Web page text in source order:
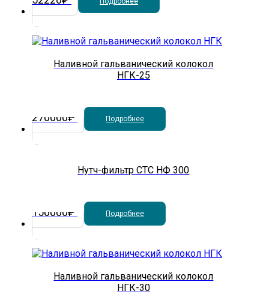
Наливной гальванический колокол
НГК-25
270000₽ Подробнее
Нутч-фильтр СТС НФ 300
150000₽ Подробнее
Наливной гальванический колокол
НГК-30